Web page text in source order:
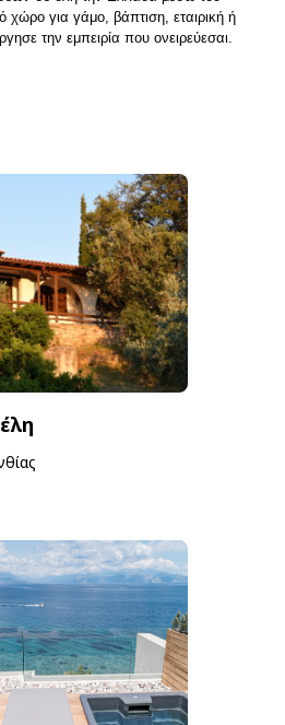
χώρο για γάμο, βάπτιση, εταιρική ή
την εμπειρία που ονειρεύεσαι.